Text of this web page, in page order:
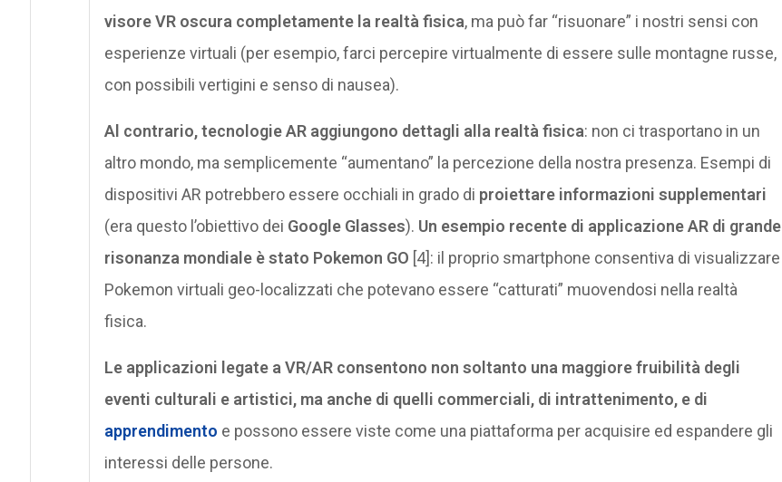
visore VR oscura completamente la realtà fisica, ma può far “risuonare” i nostri sensi con
esperienze virtuali (per esempio, farci percepire virtualmente di essere sulle montagne russe,
con possibili vertigini e senso di nausea).
Al contrario, tecnologie AR aggiungono dettagli alla realtà fisica: non ci trasportano in un
altro mondo, ma semplicemente “aumentano” la percezione della nostra presenza. Esempi di
dispositivi AR potrebbero essere occhiali in grado di proiettare informazioni supplementari
(era questo l’obiettivo dei Google Glasses). Un esempio recente di applicazione AR di grande
risonanza mondiale è stato Pokemon GO [4]: il proprio smartphone consentiva di visualizzare
Pokemon virtuali geo-localizzati che potevano essere “catturati” muovendosi nella realtà
fisica.
Le applicazioni legate a VR/AR consentono non soltanto una maggiore fruibilità degli
eventi culturali e artistici, ma anche di quelli commerciali, di intrattenimento, e di
apprendimento e possono essere viste come una piattaforma per acquisire ed espandere gli
interessi delle persone.